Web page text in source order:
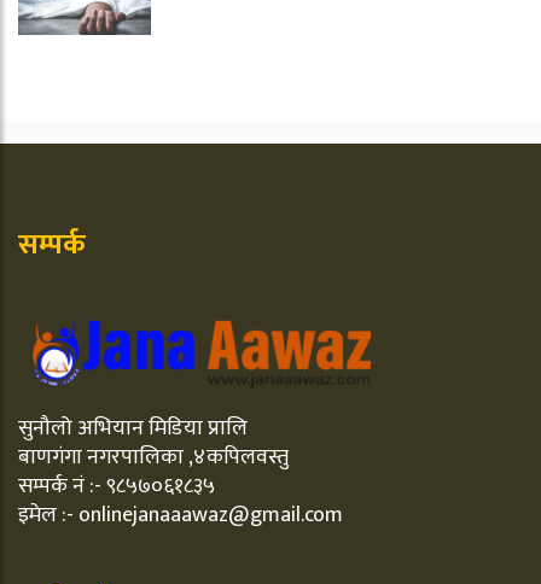
सम्पर्क
सुनौलो अभियान मिडिया प्रालि
बाणगंगा नगरपालिका ,४कपिलवस्तु
सम्पर्क नं :- ९८५७०६१८३५
इमेल :- onlinejanaaawaz@gmail.com